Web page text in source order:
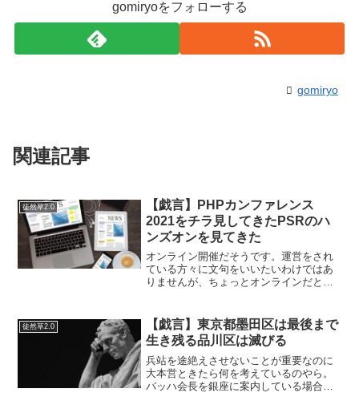
gomiryoをフォローする
gomiryo
関連記事
徒然草2.0
【戯言】PHPカンファレンス
2021をチラ見してきたPSRのハ
ンズオンを見てきた
オンライン開催だそうです。運営をされ
ている方々に文句をいいたいわけではあ
りませんが、ちょっとオンラインだと参
が、毎回同じような内容だなっと。しか
たがないのだと思います。何...
徒然草2.0
【戯言】東京都墨田区は最後まで
生き残る品川区は滅びる
兵站を途絶えさせないことが重要なのに
大本営ときたら何を考えているのやら。
バッハ会長を銀座に案内している場合じ